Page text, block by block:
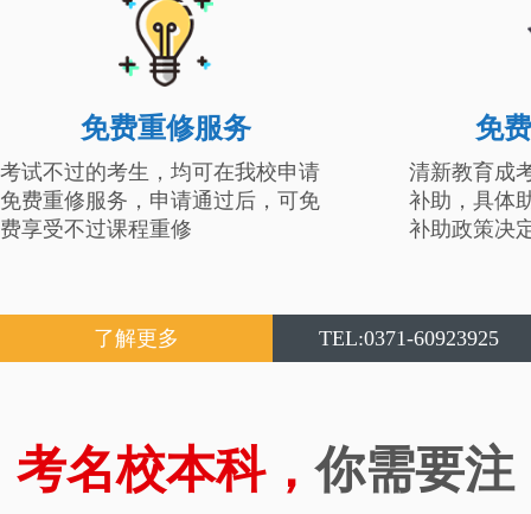
免费重修服务
考试不过的考生，均可在我校申请
免费重修服务，申请通过后，可免
费享受不过课程重修
免
清新教育成
补助，具体
补助政策决
了解更多 TEL:0371-60923925
考名校本科，你需要注